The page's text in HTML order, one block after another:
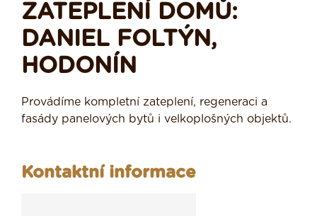
ZATEPLENÍ DOMŮ:
DANIEL FOLTÝN,
HODONÍN
Provádíme kompletní zateplení, regeneraci a
fasády panelových bytů i velkoplošných objektů.
Kontaktní informace